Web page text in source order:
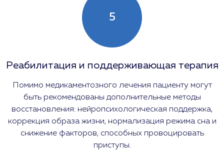
5
Реабилитация и поддерживающая терапия
Помимо медикаментозного лечения пациенту могут
быть рекомендованы дополнительные методы
восстановления: нейропсихологическая поддержка,
коррекция образа жизни, нормализация режима сна и
снижение факторов, способных провоцировать
приступы.